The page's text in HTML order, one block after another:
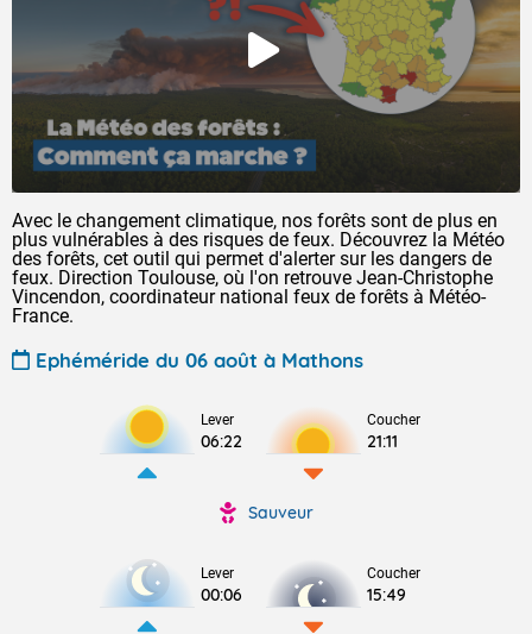
Avec le changement climatique, nos forêts sont de plus en
plus vulnérables à des risques de feux. Découvrez la Météo
des forêts, cet outil qui permet d'alerter sur les dangers de
feux. Direction Toulouse, où l'on retrouve Jean-Christophe
Vincendon, coordinateur national feux de forêts à Météo-
France.
Ephéméride du 06 août à Mathons
Lever
06:22
Coucher
21:11
Sauveur
Lever
00:06
Coucher
15:49